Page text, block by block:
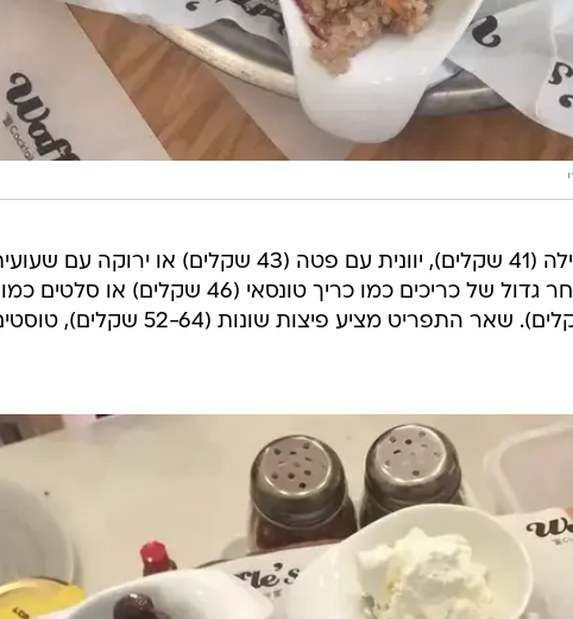
יש גם שלושה סוגי שקשוקות: רגילה (41 שקלים), יוונית עם פטה (43 שקלים) או ירוקה עם
ירוקה וברוקולי (46 שקלים) ומבחר גדול של כריכים כמו כריך טונסאי (46 שקלים) או סלטים כמו
סלט מקסיקני עם נאצ'וס (48 שקלים). שאר התפריט מציע פיצות שונות (52-64